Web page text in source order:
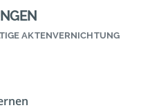
AKTENVERNICHTUNG